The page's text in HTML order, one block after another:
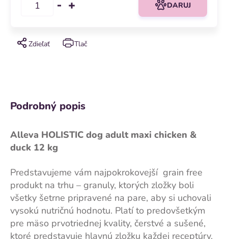
Tlač
Zdieľať
DARUJ
Podrobný popis
Alleva HOLISTIC dog adult maxi chicken &
duck 12 kg
Predstavujeme vám najpokrokovejší grain free
produkt na trhu – granuly, ktorých zložky boli
všetky šetrne pripravené na pare, aby si uchovali
vysokú nutričnú hodnotu. Platí to predovšetkým
pre mäso prvotriednej kvality, čerstvé a sušené,
ktoré predstavuje hlavnú zložku každej receptúry.